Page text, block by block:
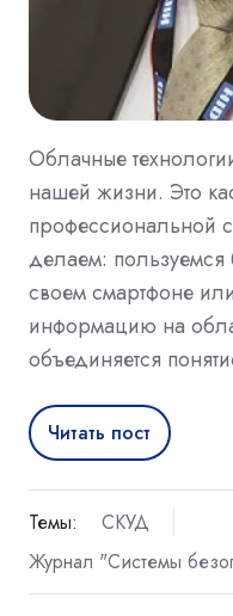
Облачные
нашей жизни. Это
профессиональной
делаем:
своем смартфоне
информацию на
объединяется
Читать пост
Темы:
СКУД
Журнал "Системы